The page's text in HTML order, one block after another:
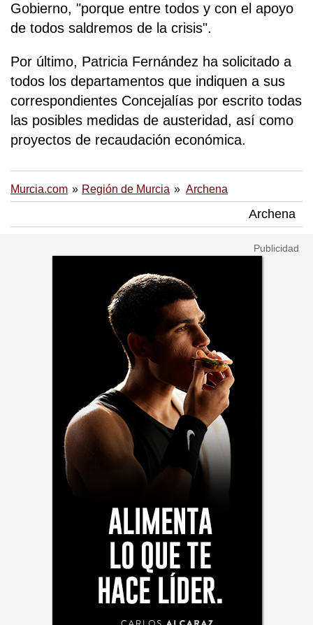
Gobierno, "porque entre todos y con el apoyo
de todos saldremos de la crisis".
Por último, Patricia Fernández ha solicitado a
todos los departamentos que indiquen a sus
correspondientes Concejalías por escrito todas
las posibles medidas de austeridad, así como
proyectos de recaudación económica.
Murcia.com Región de Murcia Archena
Archena